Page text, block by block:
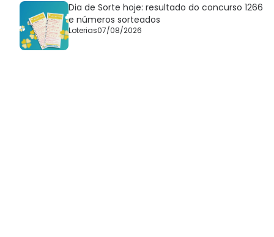
Dia de Sorte hoje: resultado do concurso 1266
e números sorteados
Loterias07/08/2026